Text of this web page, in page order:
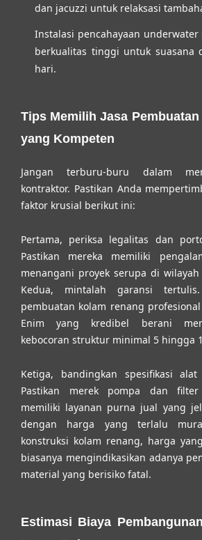
dan jacuzzi untuk relaksasi
Instalasi pencahayaan underwater
berkualitas tinggi untuk suasana
hari.
Tips Memilih Jasa
yang Kompeten
Jangan terburu-buru dalam
kontraktor. Pastikan Anda
faktor krusial berikut ini:
Pertama, periksa legalitas dan
Pastikan mereka memiliki
menangani proyek serupa di wilayah
Kedua, mintalah garansi
pembuatan kolam renang
Enim yang kredibel berani
kebocoran struktur minimal 5 hingga
Ketiga, bandingkan spesifikasi
Pastikan merek pompa dan
memiliki layanan purna jual yang
dengan harga yang terlalu
konstruksi kolam renang, harga
biasanya mengindikasikan adanya
material yang berisiko fatal.
Estimasi Biaya